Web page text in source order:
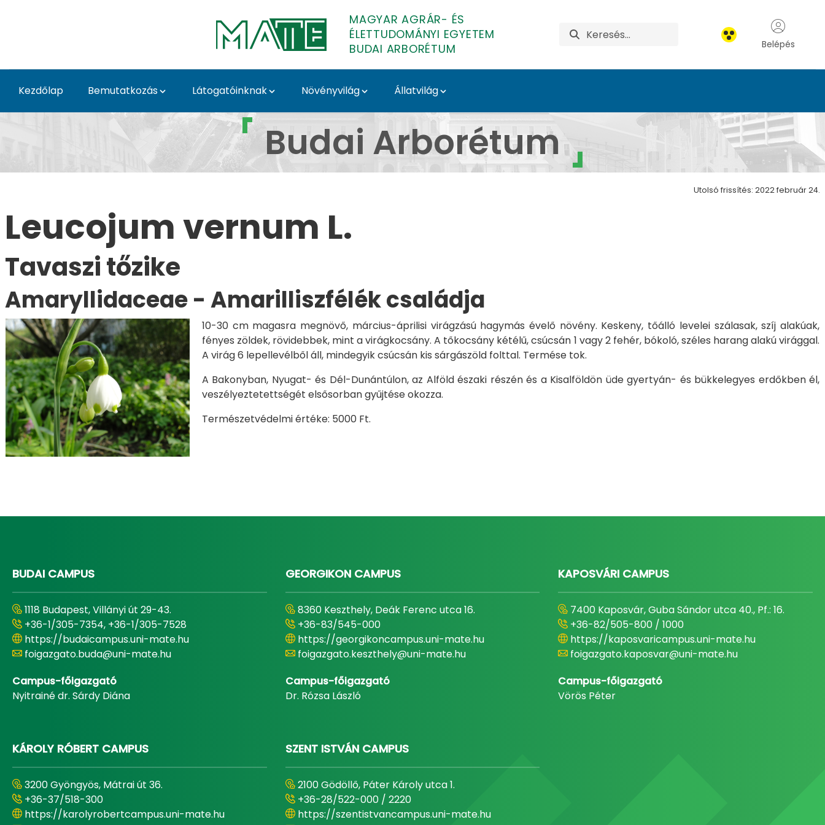
MAGYAR AGRÁR- ÉS
ÉLETTUDOMÁNYI EGYETEM
BUDAI ARBORÉTUM
Belépés
Kezdőlap Bemutatkozás Látogatóinknak Növényvilág Állatvilág
Leucojum vernum L. - Budai Arborétum
Budai Arborétum
Utolsó frissítés: 2022 február 24.
Leucojum vernum L.
Tavaszi tőzike
Amaryllidaceae - Amarilliszfélék családja
10-30 cm magasra megnövő, március-áprilisi virágzású hagymás évelő növény. Keskeny, tőálló levelei szálasak, szíj alakúak,
fényes zöldek, rövidebbek, mint a virágkocsány. A tőkocsány kétélű, csúcsán 1 vagy 2 fehér, bókoló, széles harang alakú virággal.
A virág 6 lepellevélből áll, mindegyik csúcsán kis sárgászöld folttal. Termése tok.
A Bakonyban, Nyugat- és Dél-Dunántúlon, az Alföld északi részén és a Kisalföldön üde gyertyán- és bükkelegyes erdőkben él,
veszélyeztetettségét elsősorban gyűjtése okozza.
Természetvédelmi értéke: 5000 Ft.
BUDAI CAMPUS
1118 Budapest, Villányi út 29-43.
+36-1/305-7354, +36-1/305-7528
https://budaicampus.uni-mate.hu
foigazgato.buda@uni-mate.hu
Campus-főigazgató
Nyitrainé dr. Sárdy Diána
GEORGIKON CAMPUS
8360 Keszthely, Deák Ferenc utca 16.
+36-83/545-000
https://georgikoncampus.uni-mate.hu
foigazgato.keszthely@uni-mate.hu
Campus-főigazgató
Dr. Rózsa László
KAPOSVÁRI CAMPUS
7400 Kaposvár, Guba Sándor utca 40., Pf.: 16.
+36-82/505-800 / 1000
https://kaposvaricampus.uni-mate.hu
foigazgato.kaposvar@uni-mate.hu
Campus-főigazgató
Vörös Péter
KÁROLY RÓBERT CAMPUS
3200 Gyöngyös, Mátrai út 36.
+36-37/518-300
https://karolyrobertcampus.uni-mate.hu
SZENT ISTVÁN CAMPUS
2100 Gödöllő, Páter Károly utca 1.
+36-28/522-000 / 2220
https://szentistvancampus.uni-mate.hu